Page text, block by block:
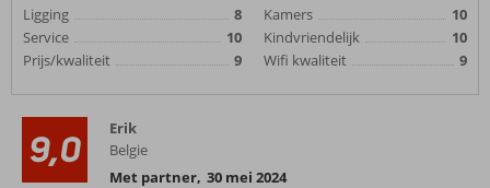
Ligging
8
Service
10
Prijs/kwaliteit
9
Kamers
10
Kindvriendelijk
10
Wifi kwaliteit
9
9,0
Erik
Belgie
Met partner, 30 mei 2024